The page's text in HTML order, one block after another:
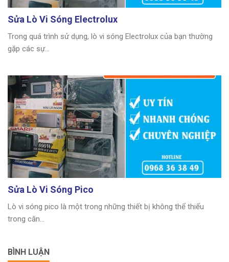
Sửa Lò Vi Sóng Electrolux
Trong quá trình sử dụng, lò vi sóng Electrolux của bạn thường
gặp các sự...
Sửa Lò Vi Sóng Pico
Lò vi sóng pico là một trong những thiết bị không thể thiếu
trong căn...
BÌNH LUẬN